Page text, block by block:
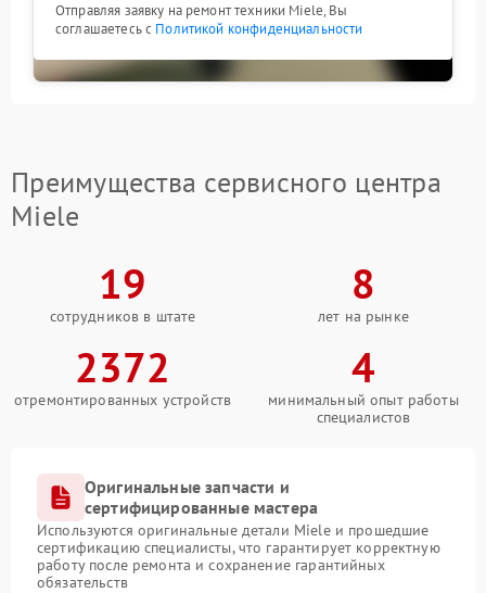
Отправляя заявку на ремонт техники Miele, Вы
соглашаетесь с Политикой конфиденциальности
Преимущества сервисного центра
Miele
19
сотрудников в штате
8
лет на рынке
2372
отремонтированных устройств
4
минимальный опыт работы
специалистов
Оригинальные запчасти и
сертифицированные мастера
Используются оригинальные детали Miele и прошедшие
сертификацию специалисты, что гарантирует корректную
работу после ремонта и сохранение гарантийных
обязательств